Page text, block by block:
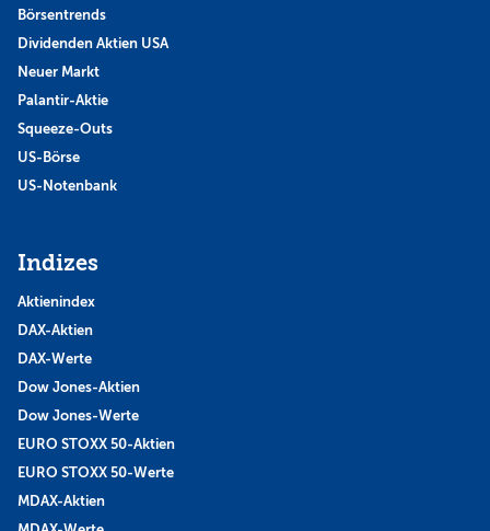
Börsentrends
Dividenden Aktien USA
Neuer Markt
Palantir-Aktie
Squeeze-Outs
US-Börse
US-Notenbank
Indizes
Aktienindex
DAX-Aktien
DAX-Werte
Dow Jones-Aktien
Dow Jones-Werte
EURO STOXX 50-Aktien
EURO STOXX 50-Werte
MDAX-Aktien